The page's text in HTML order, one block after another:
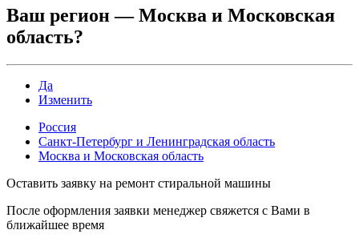
Ваш регион —Москва и Московская
область?
Да
Изменить
Россия
Санкт-Петербург и Ленинградская область
Москва и Московская область
Оставить заявку на ремонт стиральной машины
После оформления заявки менеджер свяжется с Вами в
ближайшее время